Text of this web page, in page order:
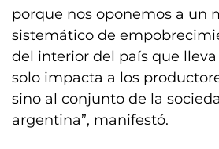
porque nos oponemos a un
sistemático de
del interior del país que
solo impacta a los
sino al conjunto de la
argentina”, manifestó.